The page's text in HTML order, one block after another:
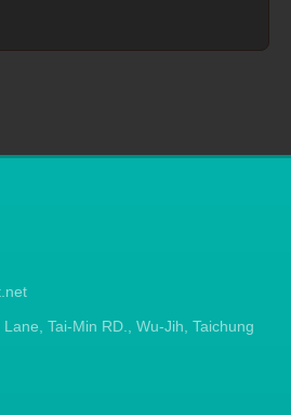
Tai-Min RD., Wu-Jih, Taichung